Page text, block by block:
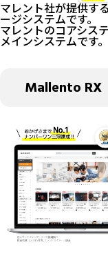
マレント社が提供す
ージシステムです。
マレントのコアシス
メインシステムです。
Mallento RX